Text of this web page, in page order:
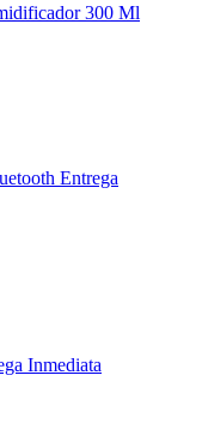
300 Ml
Entrega
Inmediata